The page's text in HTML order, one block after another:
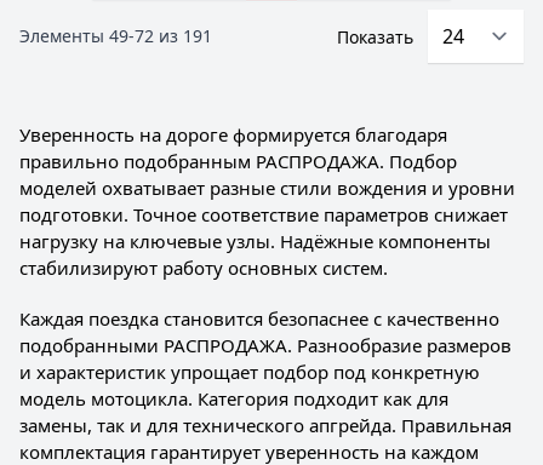
Элементы 49-72 из 191 Показать
Уверенность на дороге формируется благодаря
правильно подобранным РАСПРОДАЖА. Подбор
моделей охватывает разные стили вождения и уровни
подготовки. Точное соответствие параметров снижает
нагрузку на ключевые узлы. Надёжные компоненты
стабилизируют работу основных систем.
Каждая поездка становится безопаснее с качественно
подобранными РАСПРОДАЖА. Разнообразие размеров
и характеристик упрощает подбор под конкретную
модель мотоцикла. Категория подходит как для
замены, так и для технического апгрейда. Правильная
комплектация гарантирует уверенность на каждом